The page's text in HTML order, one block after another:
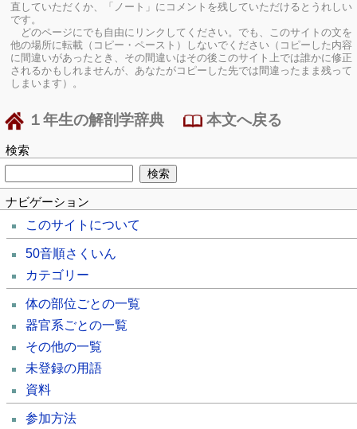
直していただくか、「ノート」にコメントを残していただけるとうれしい
です。
どのページにでも自由にリンクしてください。でも、このサイトの文を
他の場所に転載（コピー・ペースト）しないでください（コピーした内容
に間違いがあったとき、その間違いはその後このサイト上では誰かに修正
されるかもしれませんが、あなたがコピーした先では間違ったまま残って
しまいます）。
１年生の解剖学辞典 本文へ戻る
検索
ナビゲーション
このサイトについて
50音順さくいん
カテゴリー
体の部位ごとの一覧
器官系ごとの一覧
その他の一覧
未登録の用語
資料
参加方法